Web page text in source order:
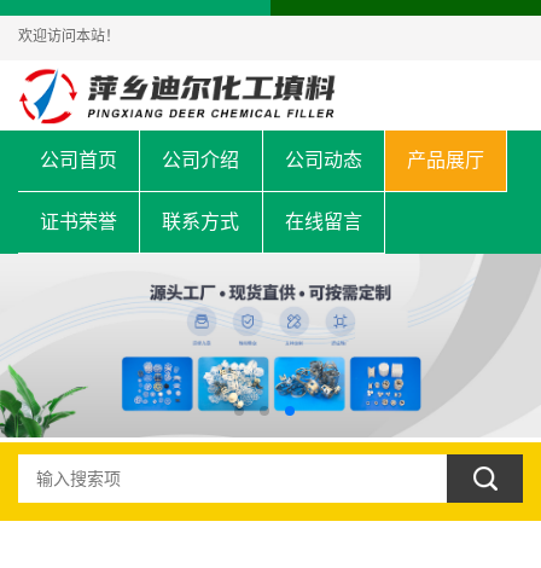
欢迎访问本站！
公司首页 公司介绍 公司动态 产品展厅
证书荣誉 联系方式 在线留言